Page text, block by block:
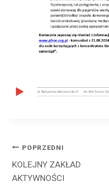
Nawigacja
wpisu
POPRZEDNI
KOLEJNY ZAKŁAD
AKTYWNOŚCI